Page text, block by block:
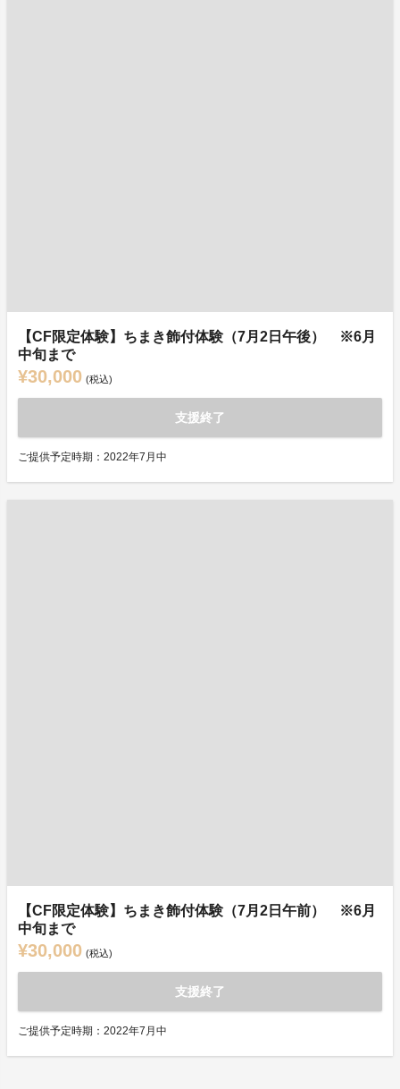
【CF限定体験】ちまき飾付体験（7月2日午後） ※6月
中旬まで
¥30,000 (税込)
支援終了
ご提供予定時期：2022年7月中
【CF限定体験】ちまき飾付体験（7月2日午前） ※6月
中旬まで
¥30,000 (税込)
支援終了
ご提供予定時期：2022年7月中